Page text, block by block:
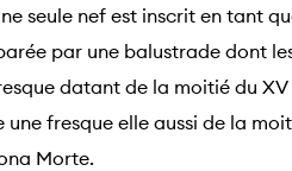
seule nef est inscrit en tant
par une balustrade dont
datant de la moitié du
une fresque elle aussi de la
Morte.